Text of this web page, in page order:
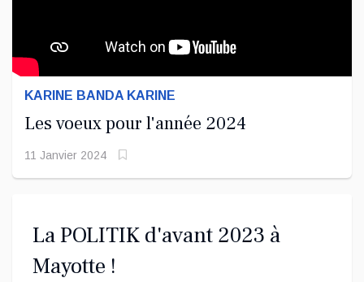
KARINE BANDA KARINE
Les voeux pour l'année 2024
11 Janvier 2024
La POLITIK d'avant 2023 à
Mayotte !